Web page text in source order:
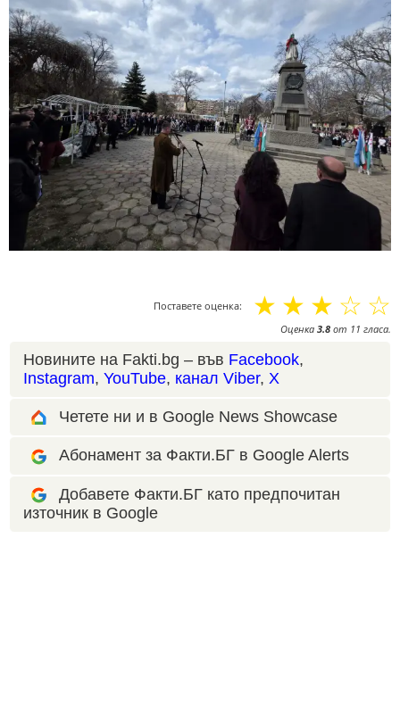
Поставете оценка: ☆
☆
☆
☆
☆
Оценка 3.8 от 11 гласа.
Новините на Fakti.bg – във Facebook,
Instagram, YouTube, канал Viber, X
Четете ни и в Google News Showcase
Абонамент за Факти.БГ в Google Alerts
Добавете Факти.БГ като предпочитан
източник в Google